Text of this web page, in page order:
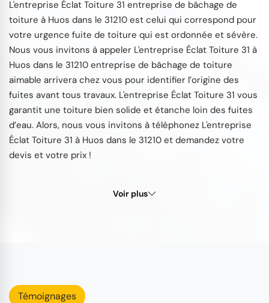
L'entreprise Éclat Toiture 31 entreprise de bâchage de
toiture à Huos dans le 31210 est celui qui correspond pour
votre urgence fuite de toiture qui est ordonnée et sévère.
Nous vous invitons à appeler L'entreprise Éclat Toiture 31 à
Huos dans le 31210 entreprise de bâchage de toiture
aimable arrivera chez vous pour identifier l’origine des
fuites avant tous travaux. L'entreprise Éclat Toiture 31 vous
garantit une toiture bien solide et étanche loin des fuites
d’eau. Alors, nous vous invitons à téléphonez L'entreprise
Éclat Toiture 31 à Huos dans le 31210 et demandez votre
devis et votre prix !
Voir plus
Témoignages